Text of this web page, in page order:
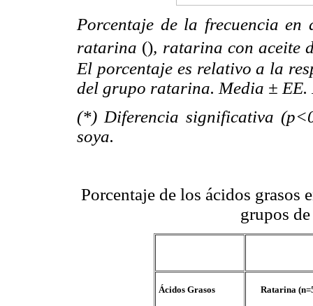
Porcentaje de la frecuencia
ratarina (), ratarina con aceite
El porcentaje es relativo a la
del grupo ratarina. Media ±
(*) Diferencia significativa
soya.
Porcentaje de los ácidos grasos
grupos
Ácidos Grasos Ratarina